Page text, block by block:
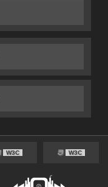
W3C W3C